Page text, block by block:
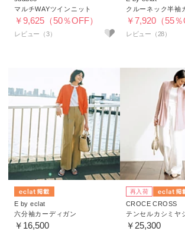
やっぱり頼
この夏、大人を
マルチWAYツインニット
￥9,625（50％OFF）
レビュー（3）
クルーネック半袖
￥7,920（55％
レビュー（28）
E by eclat
六分袖カーディガン
￥16,500
再入荷
CROCE CROSS
￥25,300